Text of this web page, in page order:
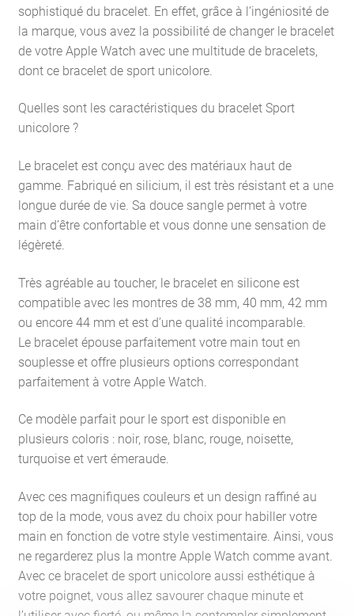
sophistiqué du bracelet. En effet, grâce à l’ingéniosité de
la marque, vous avez la possibilité de changer le bracelet
de votre Apple Watch avec une multitude de bracelets,
dont ce bracelet de sport unicolore.
Quelles sont les caractéristiques du bracelet Sport
unicolore ?
Le bracelet est conçu avec des matériaux haut de
gamme. Fabriqué en silicium, il est très résistant et a une
longue durée de vie. Sa douce sangle permet à votre
main d’être confortable et vous donne une sensation de
légèreté.
Très agréable au toucher, le bracelet en silicone est
compatible avec les montres de 38 mm, 40 mm, 42 mm
ou encore 44 mm et est d’une qualité incomparable.
Le bracelet épouse parfaitement votre main tout en
souplesse et offre plusieurs options correspondant
parfaitement à votre Apple Watch.
Ce modèle parfait pour le sport est disponible en
plusieurs coloris : noir, rose, blanc, rouge, noisette,
turquoise et vert émeraude.
Avec ces magnifiques couleurs et un design raffiné au
top de la mode, vous avez du choix pour habiller votre
main en fonction de votre style vestimentaire. Ainsi, vous
ne regarderez plus la montre Apple Watch comme avant.
Avec ce bracelet de sport unicolore aussi esthétique à
votre poignet, vous allez savourer chaque minute et